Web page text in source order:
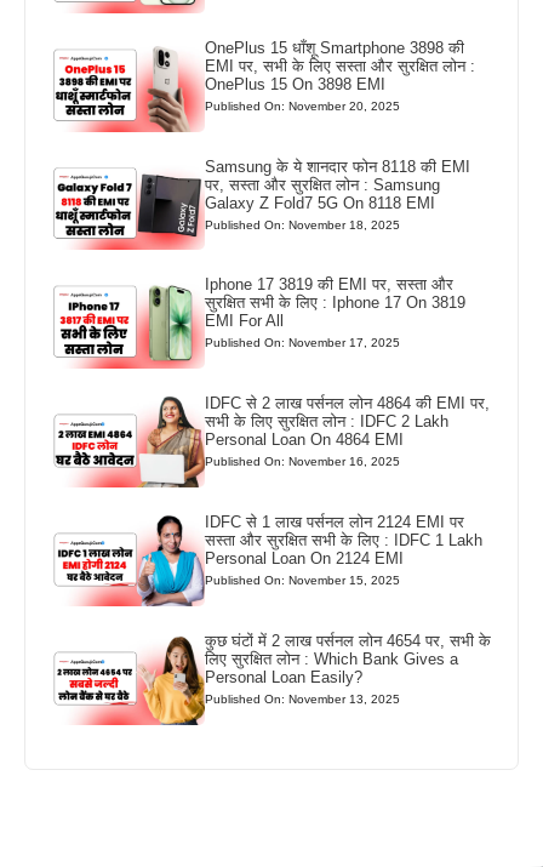
OnePlus 15 धाँशू Smartphone 3898 की
EMI पर, सभी के लिए सस्ता और सुरक्षित लोन :
OnePlus 15 On 3898 EMI
Published On: November 20, 2025
Samsung के ये शानदार फोन 8118 की EMI
पर, सस्ता और सुरक्षित लोन : Samsung
Galaxy Z Fold7 5G On 8118 EMI
Published On: November 18, 2025
Iphone 17 3819 की EMI पर, सस्ता और
सुरक्षित सभी के लिए : Iphone 17 On 3819
EMI For All
Published On: November 17, 2025
IDFC से 2 लाख पर्सनल लोन 4864 की EMI पर,
सभी के लिए सुरक्षित लोन : IDFC 2 Lakh
Personal Loan On 4864 EMI
Published On: November 16, 2025
IDFC से 1 लाख पर्सनल लोन 2124 EMI पर
सस्ता और सुरक्षित सभी के लिए : IDFC 1 Lakh
Personal Loan On 2124 EMI
Published On: November 15, 2025
कुछ घंटों में 2 लाख पर्सनल लोन 4654 पर, सभी के
लिए सुरक्षित लोन : Which Bank Gives a
Personal Loan Easily?
Published On: November 13, 2025